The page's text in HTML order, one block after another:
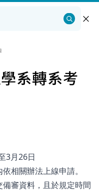
系轉系考
3月26日
相關辦法上線申請。
審資料，且於規定時間